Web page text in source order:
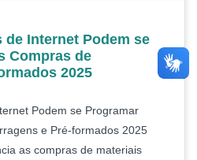
de Internet Podem se
Compras de
2025
Podem se Programar
e Pré-formados 2025
as compras de materiais